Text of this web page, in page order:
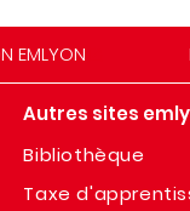
EMLYON
Autres sites
Bibliothèque
Taxe